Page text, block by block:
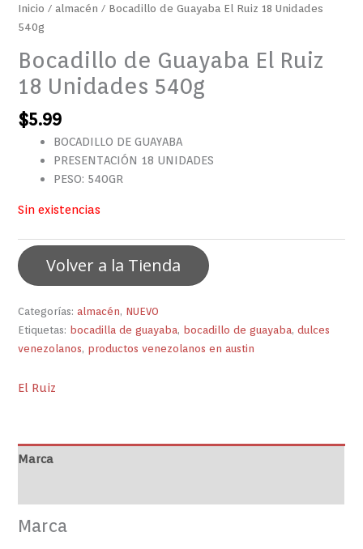
Inicio /almacén / Bocadillo de Guayaba El Ruiz 18 Unidades
540g
Bocadillo de Guayaba El Ruiz
18 Unidades 540g
$5.99
BOCADILLO DE GUAYABA
PRESENTACIÓN 18 UNIDADES
PESO: 540GR
Sin existencias
Volver a la Tienda
Categorías:almacén, NUEVO
Etiquetas: bocadilla de guayaba, bocadillo de guayaba,dulces
venezolanos, productos venezolanos en austin
El Ruiz
Marca
Marca